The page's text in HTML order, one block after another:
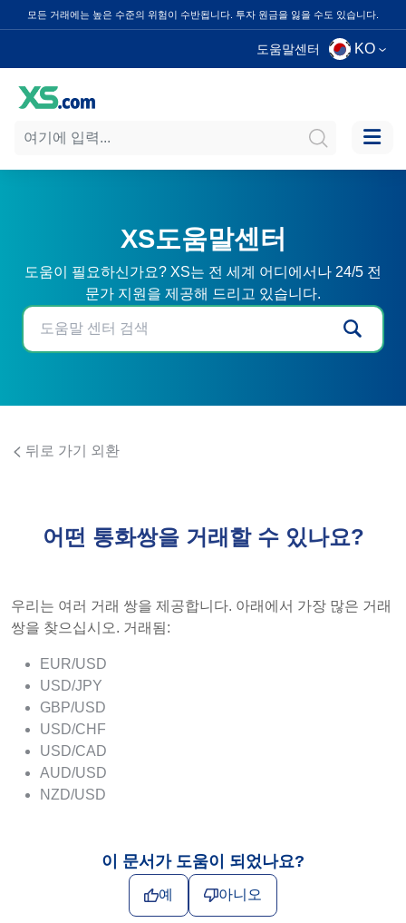
모든 거래에는 높은 수준의 위험이 수반됩니다. 투자 원금을 잃을 수도 있습니다.
도움말센터 KO
XS도움말센터
도움이 필요하신가요? XS는 전 세계 어디에서나 24/5 전
문가 지원을 제공해 드리고 있습니다.
뒤로 가기 외환
어떤 통화쌍을 거래할 수 있나요?
우리는 여러 거래 쌍을 제공합니다. 아래에서 가장 많은 거래
쌍을 찾으십시오. 거래됨:
EUR/USD
USD/JPY
GBP/USD
USD/CHF
USD/CAD
AUD/USD
NZD/USD
이 문서가 도움이 되었나요?
예 아니오